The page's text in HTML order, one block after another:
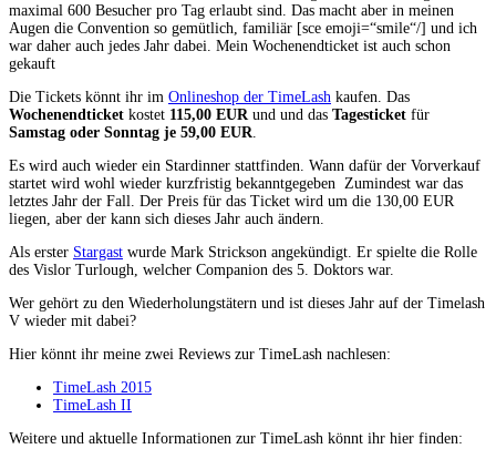
maximal 600 Besucher pro Tag erlaubt sind. Das macht aber in meinen
Augen die Convention so gemütlich, familiär [sce emoji=“smile“/] und ich
war daher auch jedes Jahr dabei. Mein Wochenendticket ist auch schon
gekauft
Die Tickets könnt ihr im Onlineshop der TimeLash kaufen. Das
Wochenendticket kostet 115,00 EURund und das Tagesticket für
Samstag oder Sonntag je 59,00 EUR.
Es wird auch wieder ein Stardinner stattfinden. Wann dafür der Vorverkauf
startet wird wohl wieder kurzfristig bekanntgegeben Zumindest war das
letztes Jahr der Fall. Der Preis für das Ticket wird um die 130,00 EUR
liegen, aber der kann sich dieses Jahr auch ändern.
Als erster Stargast wurde Mark Strickson angekündigt. Er spielte die Rolle
des Vislor Turlough, welcher Companion des 5. Doktors war.
Wer gehört zu den Wiederholungstätern und ist dieses Jahr auf der Timelash
V wieder mit dabei?
Hier könnt ihr meine zwei Reviews zur TimeLash nachlesen:
TimeLash 2015
TimeLash II
Weitere und aktuelle Informationen zur TimeLash könnt ihr hier finden: